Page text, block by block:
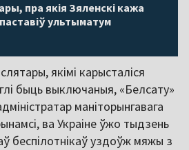
пра якія Зяленскі кажа
ультыматум
якімі карысталіся
быць выключаныя, «Белсату»
маніторынгавага
ва Украіне ўжо тыдзень
беспілотнікаў уздоўж мяжы з